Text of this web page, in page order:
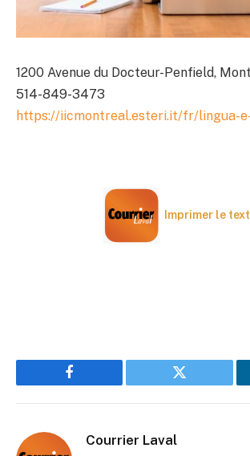
1200 Avenue du Docteur-Penfield,
514-849-3473
https://iicmontreal.esteri.it/fr/lingua-
Imprimer le
Facebook Twitter
Courrier Laval